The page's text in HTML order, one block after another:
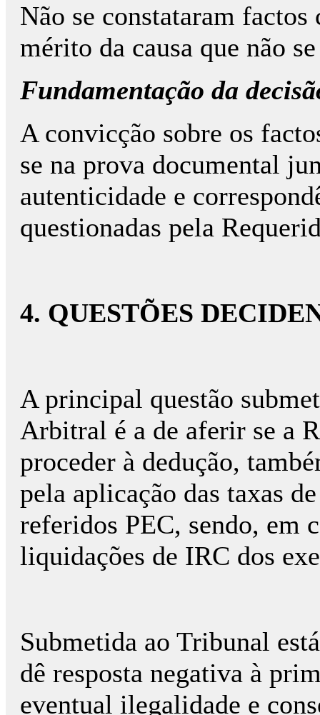
Não se constataram
mérito da causa que não
Fundamentação da
A convicção sobre os
se na prova documental
autenticidade e
questionadas pela
4. QUESTÕES
A principal questão
Arbitral é a de aferir se a
proceder à dedução,
pela aplicação das taxas
referidos PEC, sendo, em
liquidações de IRC dos
Submetida ao Tribunal
dê resposta negativa à
eventual ilegalidade e